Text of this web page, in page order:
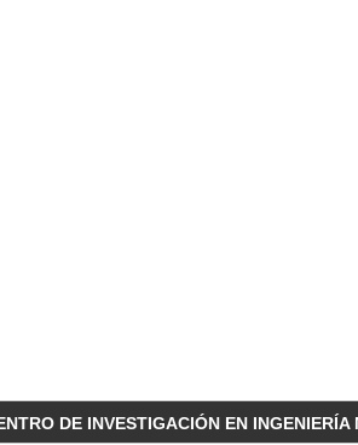
DE INVESTIGACIÓN EN